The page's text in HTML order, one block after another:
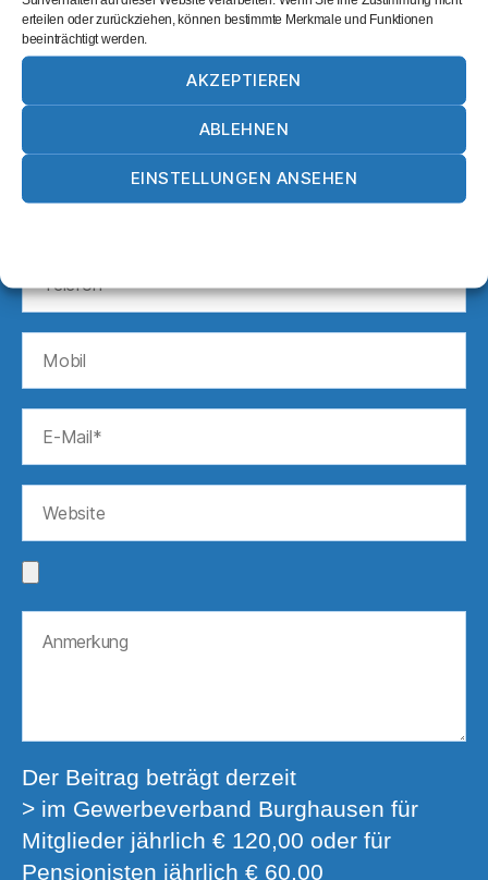
erteilen oder zurückziehen, können bestimmte Merkmale und Funktionen
beeinträchtigt werden.
AKZEPTIEREN
ABLEHNEN
EINSTELLUNGEN ANSEHEN
Der Beitrag beträgt derzeit
> im Gewerbeverband Burghausen für
Mitglieder jährlich € 120,00 oder für
Pensionisten jährlich € 60,00